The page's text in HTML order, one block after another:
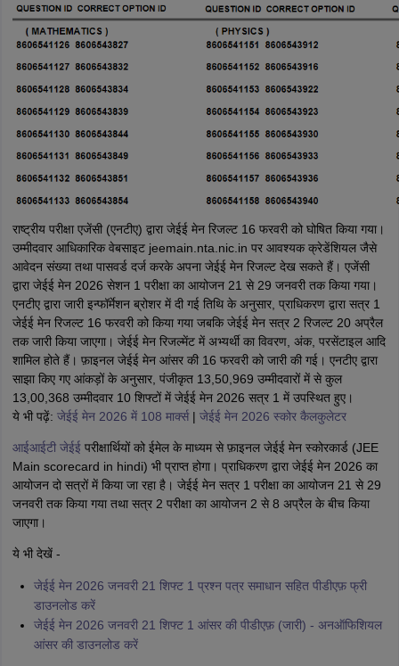
राष्ट्रीय परीक्षा एजेंसी (एनटीए) द्वारा जेईई मेन रिजल्ट 16 फरवरी को घोषित किया गया।
उम्मीदवार आधिकारिक वेबसाइट jeemain.nta.nic.in पर आवश्यक क्रेडेंशियल जैसे
आवेदन संख्या तथा पासवर्ड दर्ज करके अपना जेईई मेन रिजल्ट देख सकते हैं। एजेंसी
द्वारा जेईई मेन 2026 सेशन 1 परीक्षा का आयोजन 21 से 29 जनवरी तक किया गया।
एनटीए द्वारा जारी इन्फॉर्मेशन ब्रोशर में दी गई तिथि के अनुसार, प्राधिकरण द्वारा सत्र 1
जेईई मेन रिजल्ट 16 फरवरी को किया गया जबकि जेईई मेन सत्र 2 रिजल्ट 20 अप्रैल
तक जारी किया जाएगा। जेईई मेन रिजल्मेंट में अभ्यर्थी का विवरण, अंक, परसेंटाइल आदि
शामिल होते हैं। फ़ाइनल जेईई मेन आंसर की 16 फरवरी को जारी की गई। एनटीए द्वारा
साझा किए गए आंकड़ों के अनुसार, पंजीकृत 13,50,969 उम्मीदवारों में से कुल
13,00,368 उम्मीदवार 10 शिफ्टों में जेईई मेन 2026 सत्र 1 में उपस्थित हुए।
ये भी पढ़ें: जेईई मेन 2026 में 108 मार्क्स| जेईई मेन 2026 स्कोर कैलकुलेटर
आईआईटी जेईईपरीक्षार्थियों को ईमेल के माध्यम से फ़ाइनल जेईई मेन स्कोरकार्ड (JEE
Main scorecard in hindi) भी प्राप्त होगा। प्राधिकरण द्वारा जेईई मेन 2026 का
आयोजन दो सत्रों में किया जा रहा है। जेईई मेन सत्र 1 परीक्षा का आयोजन 21 से 29
जनवरी तक किया गया तथा सत्र 2 परीक्षा का आयोजन 2 से 8 अप्रैल के बीच किया
जाएगा।
ये भी देखें -
जेईई मेन 2026 जनवरी 21 शिफ्ट 1 प्रश्न पत्र समाधान सहित पीडीएफ़ फ्री
डाउनलोड करें
जेईई मेन 2026 जनवरी 21 शिफ्ट 1 आंसर की पीडीएफ़ (जारी) - अनऑफिशियल
आंसर की डाउनलोड करें